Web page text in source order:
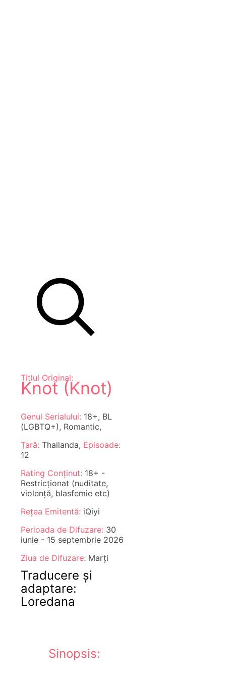
Titlul Original:
Knot (Knot)
Genul Serialului: 18+, BL
(LGBTQ+), Romantic,
Țară: Thailanda, Episoade:
12
Rating Conținut: 18+ -
Restricționat (nuditate,
violență, blasfemie etc)
Rețea Emitentă: iQiyi
Perioada de Difuzare: 30
iunie - 15 septembrie 2026
Ziua de Difuzare: Marți
Traducere și
adaptare:
Loredana
Sinopsis: